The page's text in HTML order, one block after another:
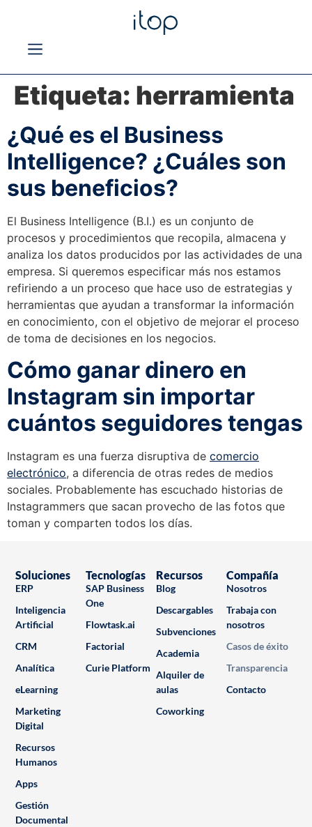
Etiqueta: herramienta
¿Qué es el Business
Intelligence? ¿Cuáles son
sus beneficios?
El Business Intelligence (B.I.) es un conjunto de
procesos y procedimientos que recopila, almacena y
analiza los datos producidos por las actividades de una
empresa. Si queremos especificar más nos estamos
refiriendo a un proceso que hace uso de estrategias y
herramientas que ayudan a transformar la información
en conocimiento, con el objetivo de mejorar el proceso
de toma de decisiones en los negocios.
Cómo ganar dinero en
Instagram sin importar
cuántos seguidores tengas
Instagram es una fuerza disruptiva de comercio
electrónico, a diferencia de otras redes de medios
sociales. Probablemente has escuchado historias de
Instagrammers que sacan provecho de las fotos que
toman y comparten todos los días.
Soluciones
ERP
Inteligencia
Artificial
CRM
Analítica
eLearning
Marketing
Digital
Recursos
Humanos
Apps
Gestión
Documental
Tecnologías
SAP Business
One
Flowtask.ai
Factorial
Curie Platform
Recursos
Blog
Descargables
Subvenciones
Academia
Alquiler de
aulas
Coworking
Compañía
Nosotros
Trabaja con
nosotros
Casos de éxito
Transparencia
Contacto